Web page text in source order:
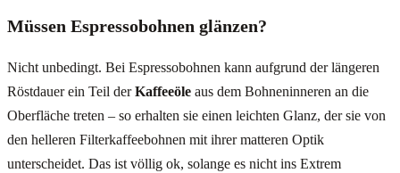
Müssen Espressobohnen glänzen?
Nicht unbedingt. Bei Espressobohnen kann aufgrund der längeren
Röstdauer ein Teil derKaffeeöle aus dem Bohneninneren an die
Oberfläche treten – so erhalten sie einen leichten Glanz, der sie von
den helleren Filterkaffeebohnen mit ihrer matteren Optik
unterscheidet. Das ist völlig ok, solange es nicht ins Extrem